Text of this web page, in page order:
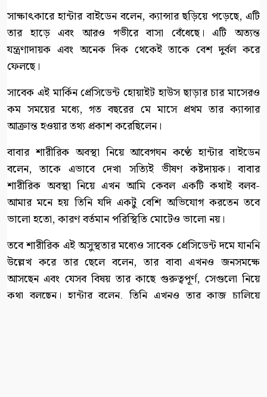
সাক্ষাৎকারে হান্টার বাইডেন বলেন, ক্যান্সার ছড়িয়ে পড়েছে, এটি
তার হাড়ে এবং আরও গভীরে বাসা বেঁধেছে। এটি অত্যন্ত
যন্ত্রণাদায়ক এবং অনেক দিক থেকেই তাকে বেশ দুর্বল করে
ফেলছে।
সাবেক এই মার্কিন প্রেসিডেন্ট হোয়াইট হাউস ছাড়ার চার মাসেরও
কম সময়ের মধ্যে, গত বছরের মে মাসে প্রথম তার ক্যান্সার
আক্রান্ত হওয়ার তথ্য প্রকাশ করেছিলেন।
বাবার শারীরিক অবস্থা নিয়ে আবেগঘন কণ্ঠে হান্টার বাইডেন
বলেন, তাকে এভাবে দেখা সত্যিই ভীষণ কষ্টদায়ক। বাবার
শারীরিক অবস্থা নিয়ে এখন আমি কেবল একটি কথাই বলব-
আমার মনে হয় তিনি যদি একটু বেশি অভিযোগ করতেন তবে
ভালো হতো, কারণ বর্তমান পরিস্থিতি মোটেও ভালো নয়।
তবে শারীরিক এই অসুস্থতার মধ্যেও সাবেক প্রেসিডেন্ট দমে যাননি
উল্লেখ করে তার ছেলে বলেন, তার বাবা এখনও জনসমক্ষে
আসছেন এবং যেসব বিষয় তার কাছে গুরুত্বপূর্ণ, সেগুলো নিয়ে
কথা বলছেন। হান্টার বলেন, তিনি এখনও তার কাজ চালিয়ে